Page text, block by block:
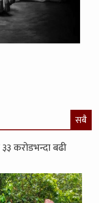
सबै
करोडभन्दा बढी